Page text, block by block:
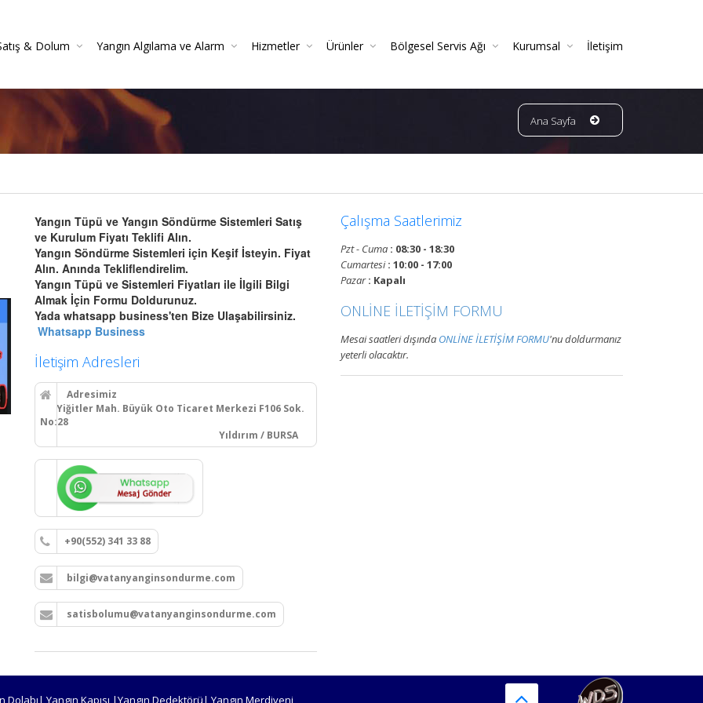
& Dolum Yangın Algılama ve Alarm Hizmetler Ürünler Bölgesel Servis Ağı Kurumsal İletişim
Ana Sayfa
Yangın Tüpü ve Yangın Söndürme Sistemleri Satış
ve Kurulum Fiyatı Teklifi Alın.
Yangın Söndürme Sistemleri için Keşif İsteyin. Fiyat
Alın. Anında Tekliflendirelim.
Yangın Tüpü ve Sistemleri Fiyatları ile İlgili Bilgi
Almak İçin Formu Doldurunuz.
Yada whatsapp business'ten Bize Ulaşabilirsiniz.
Whatsapp Business
İletişim Adresleri
Adresimiz
Yiğitler Mah. Büyük Oto Ticaret Merkezi F106 Sok.
No:28
Yıldırım / BURSA
+90(552) 341 33 88
bilgi@vatanyanginsondurme.com
satisbolumu@vatanyanginsondurme.com
Çalışma Saatlerimiz
Pzt - Cuma : 08:30 - 18:30
Cumartesi: 10:00 - 17:00
Pazar: Kapalı
ONLİNE İLETİŞİM FORMU
Mesai saatleri dışında ONLİNE İLETİŞİM FORMU'nu doldurmanız
yeterli olacaktır.
Yangın Kapısı |Yangın Dedektörü| Yangın Merdiveni